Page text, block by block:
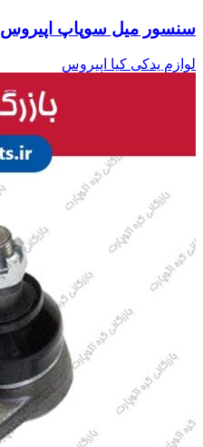
سنسور میل سوپاپ اپیروس
لوازم یدکی کیا اپیروس